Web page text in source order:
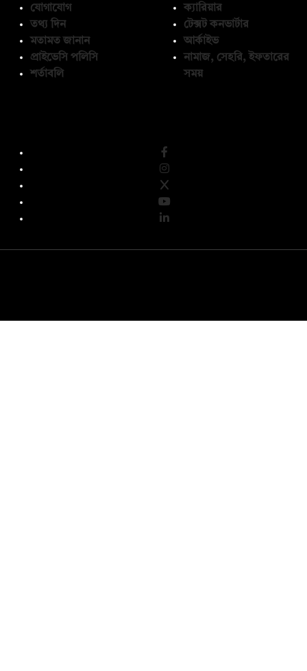
যোগাযোগ
তথ্য দিন
মতামত জানান
প্রাইভেসি পলিসি
শর্তাবলি
ক্যারিয়ার
টেক্সট কনভার্টার
আর্কাইভ
নামাজ, সেহরি, ইফতারের
সময়